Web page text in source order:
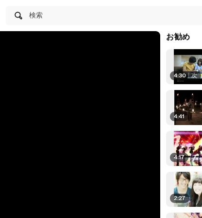
検索
お勧め
4:30 | 次
4:41
4:17
2:27